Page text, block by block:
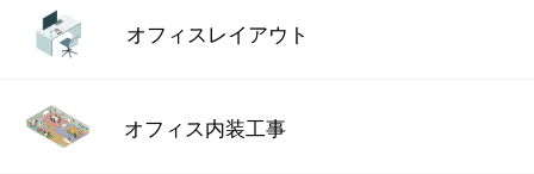
オフィスレイアウト
オフィス内装工事